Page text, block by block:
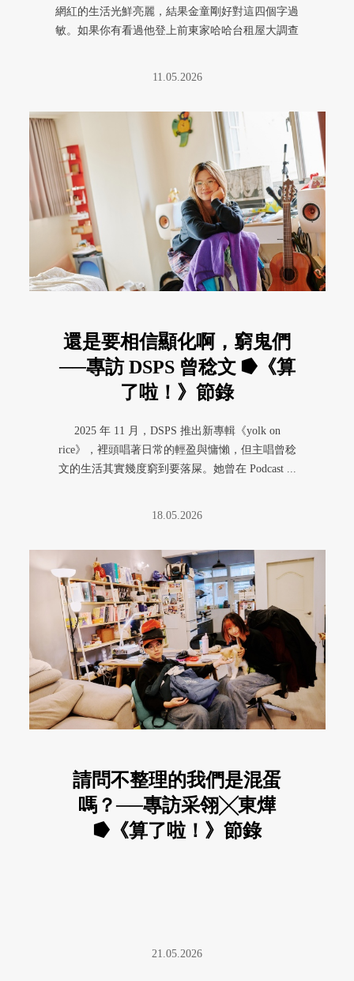
網紅的生活光鮮亮麗，結果金童剛好對這四個字過
敏。如果你有看過他登上前東家哈哈台租屋大調查
11.05.2026
還是要相信顯化啊，窮鬼們
──專訪 DSPS 曾稔文 ⭓《算
了啦！》節錄
2025 年 11 月，DSPS 推出新專輯《yolk on
rice》，裡頭唱著日常的輕盈與慵懶，但主唱曾稔
文的生活其實幾度窮到要落屎。她曾在 Podcast ...
18.05.2026
請問不整理的我們是混蛋
嗎？──專訪采翎╳東燁
⭓《算了啦！》節錄
21.05.2026